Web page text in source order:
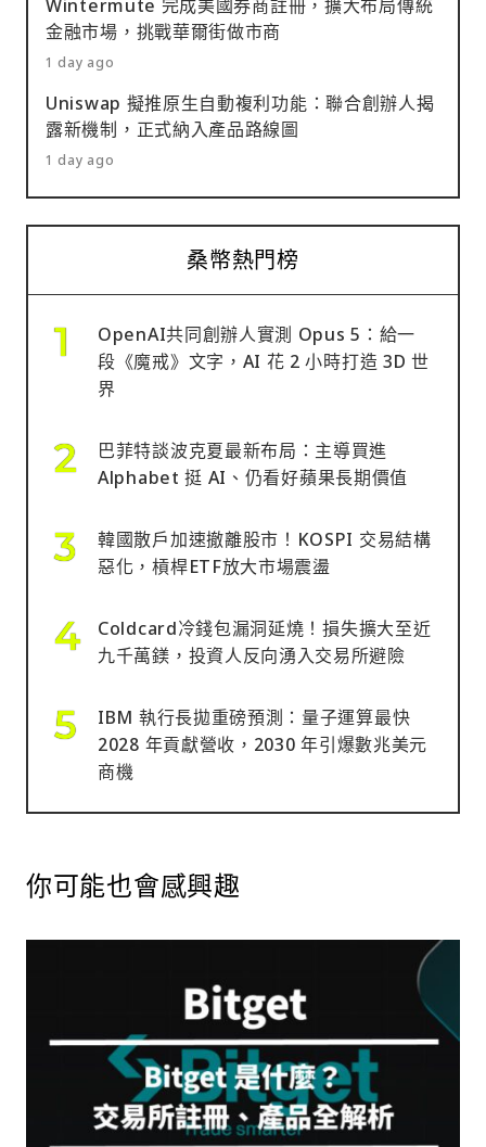
Wintermute 完成美國券商註冊，擴大布局傳統
金融市場，挑戰華爾街做市商
1 day ago
Uniswap 擬推原生自動複利功能：聯合創辦人揭
露新機制，正式納入產品路線圖
1 day ago
桑幣熱門榜
OpenAI共同創辦人實測 Opus 5：給一
段《魔戒》文字，AI 花 2 小時打造 3D 世
界
巴菲特談波克夏最新布局：主導買進
Alphabet 挺 AI、仍看好蘋果長期價值
韓國散戶加速撤離股市！KOSPI 交易結構
惡化，槓桿ETF放大市場震盪
Coldcard冷錢包漏洞延燒！損失擴大至近
九千萬鎂，投資人反向湧入交易所避險
IBM 執行長拋重磅預測：量子運算最快
2028 年貢獻營收，2030 年引爆數兆美元
商機
你可能也會感興趣